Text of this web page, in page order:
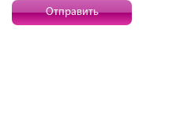
Отправить